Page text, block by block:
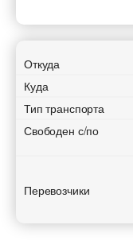
Откуда
Куда
Тип транспорта
Свободен с/по
Перевозчики